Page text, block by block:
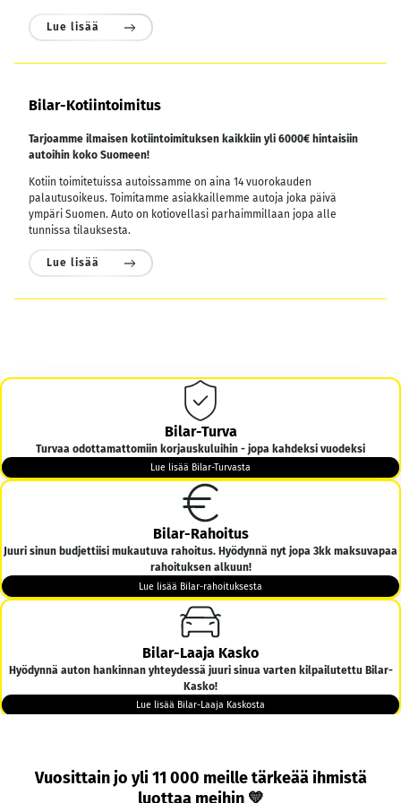
Lue lisää
Bilar-Kotiintoimitus
Tarjoamme ilmaisen kotiintoimituksen kaikkiin yli 6000€ hintaisiin
autoihin koko Suomeen!
Kotiin toimitetuissa autoissamme on aina 14 vuorokauden
palautusoikeus. Toimitamme asiakkaillemme autoja joka päivä
ympäri Suomen. Auto on kotiovellasi parhaimmillaan jopa alle
tunnissa tilauksesta.
Lue lisää
Bilar-Turva
Turvaa odottamattomiin korjauskuluihin - jopa kahdeksi vuodeksi
Lue lisää Bilar-Turvasta
Bilar-Rahoitus
Juuri sinun budjettiisi mukautuva rahoitus. Hyödynnä nyt jopa 3kk maksuvapaa
rahoituksen alkuun!
Lue lisää Bilar-rahoituksesta
Bilar-Laaja Kasko
Hyödynnä auton hankinnan yhteydessä juuri sinua varten kilpailutettu Bilar-
Kasko!
Lue lisää Bilar-Laaja Kaskosta
Bilar-Kotiintoimitus
Tarjoamme ilmaisen kotiintoimituksen kaikkiin yli 6000€ hintaisiin autoihin
Vuosittain jo yli 11 000 meille tärkeää ihmistä
luottaa meihin 💛